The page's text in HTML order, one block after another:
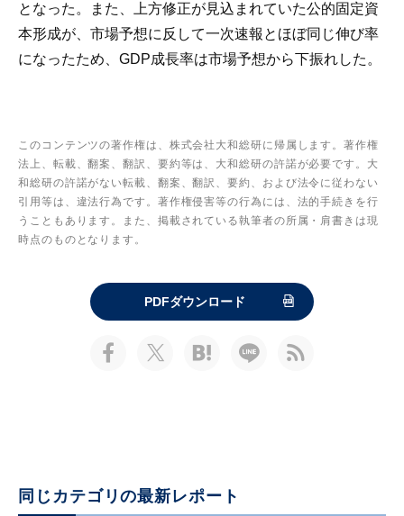
となった。また、上方修正が見込まれていた公的固定資
本形成が、市場予想に反して一次速報とほぼ同じ伸び率
になったため、GDP成長率は市場予想から下振れした。
このコンテンツの著作権は、株式会社大和総研に帰属します。著作権
法上、転載、翻案、翻訳、要約等は、大和総研の許諾が必要です。大
和総研の許諾がない転載、翻案、翻訳、要約、および法令に従わない
引用等は、違法行為です。著作権侵害等の行為には、法的手続きを行
うこともあります。また、掲載されている執筆者の所属・肩書きは現
時点のものとなります。
PDFダウンロード
同じカテゴリの最新レポート